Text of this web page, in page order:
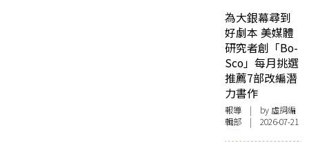
為大銀幕尋到
好劇本 美媒體
研究者創「Bo-
Sco」每月挑選
推薦7部改編潛
力書作
報導 | by 虛詞編
輯部 | 2026-07-21